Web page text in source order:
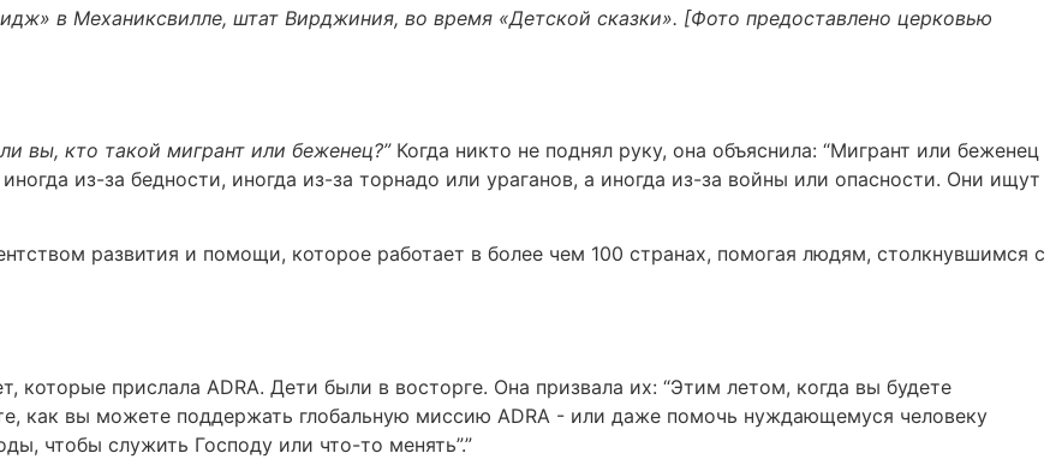
в Механиксвилле, штат Вирджиния, во время «Детской сказки». [Фото предоставлено церковью
вы, кто такой мигрант или беженец?”Когда никто не поднял руку, она объяснила: “Мигрант или беженец
из-за бедности, иногда из-за торнадо или ураганов, а иногда из-за войны или опасности. Они ищут
развития и помощи, которое работает в более чем 100 странах, помогая людям, столкнувшимся с
которые прислала ADRA. Дети были в восторге. Она призвала их: “Этим летом, когда вы будете
как вы можете поддержать глобальную миссию ADRA - или даже помочь нуждающемуся человеку
чтобы служить Господу или что-то менять”.”